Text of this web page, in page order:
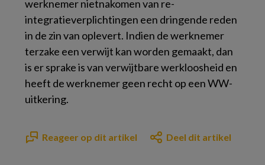
werknemer nietnakomen van re-
integratieverplichtingen een dringende reden
in de zin van oplevert. Indien de werknemer
terzake een verwijt kan worden gemaakt, dan
is er sprake is van verwijtbare werkloosheid en
heeft de werknemer geen recht op een WW-
uitkering.
Reageer op dit artikel Deel dit artikel